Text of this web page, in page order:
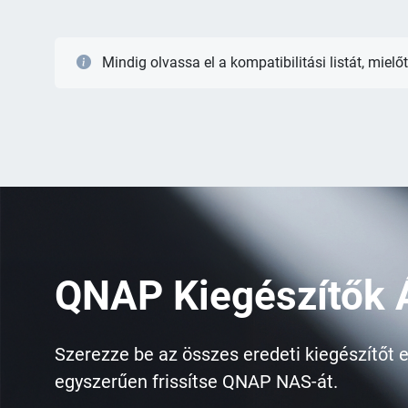
Mindig olvassa el a kompatibilitási listát,
QNAP Kiegészítők
Szerezze be az összes eredeti kiegészítőt
egyszerűen frissítse QNAP NAS-át.